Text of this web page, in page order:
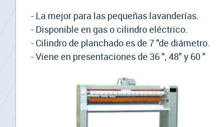
- La mejor para las pequeñas lavanderías.
- Disponible en gas o cilindro eléctrico.
- Cilindro de planchado es de 7 "de diámetro.
-Viene en presentaciones de 36 ", 48" y 60 "